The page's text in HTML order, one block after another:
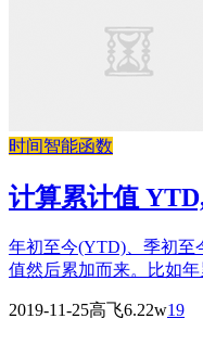
时间智能函数
计算累计值
年初至今(YTD)、季初至
值然后累加而来。比如
2019-11-25高飞6.22w19